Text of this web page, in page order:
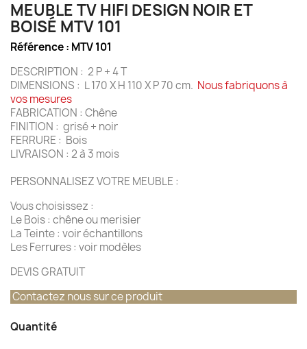
MEUBLE TV HIFI DESIGN NOIR ET
BOISÉ MTV 101
Référence : MTV 101
DESCRIPTION : 2 P + 4 T
DIMENSIONS : L 170 X H 110 X P 70 cm. Nous fabriquons à
vos mesures
FABRICATION : Chêne
FINITION : grisé + noir
FERRURE : Bois
LIVRAISON : 2 à 3 mois
PERSONNALISEZ VOTRE MEUBLE :
Vous choisissez :
Le Bois : chêne ou merisier
La Teinte : voir échantillons
Les Ferrures : voir modèles
DEVIS GRATUIT
Contactez nous sur ce produit
Quantité